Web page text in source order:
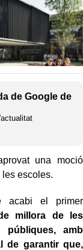
de Google de
una moció
escoles.
acabi el primer
millora de les
amb
de garantir que,